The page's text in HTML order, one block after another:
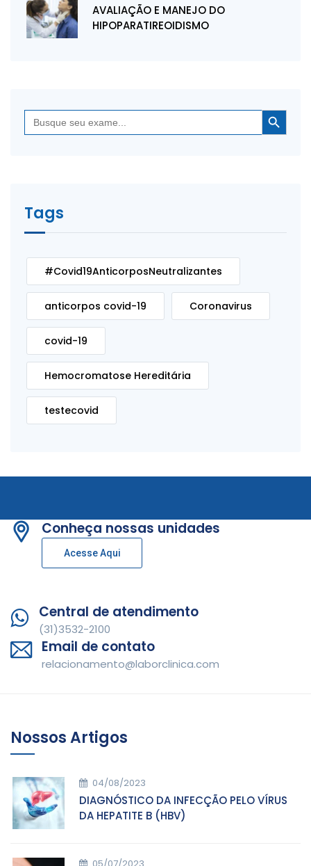
AVALIAÇÃO E MANEJO DO
HIPOPARATIREOIDISMO
Search
for:
Search Button
Tags
#Covid19AnticorposNeutralizantes
anticorpos covid-19 Coronavirus
covid-19
Hemocromatose Hereditária
testecovid
Conheça nossas unidades
Acesse Aqui
Central de atendimento
(31)3532-2100
Email de contato
relacionamento@laborclinica.com
Nossos Artigos
04/08/2023
DIAGNÓSTICO DA INFECÇÃO PELO VÍRUS
DA HEPATITE B (HBV)
05/07/2023